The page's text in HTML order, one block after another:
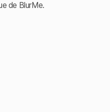
de BlurMe.